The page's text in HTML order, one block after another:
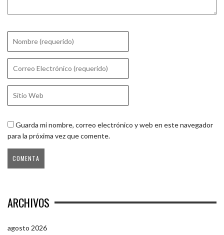
Guarda mi nombre, correo electrónico y web en este navegador
para la próxima vez que comente.
ARCHIVOS
agosto 2026